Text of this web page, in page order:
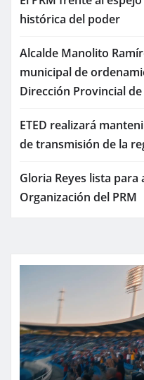
histórica del poder
Alcalde Manolito
municipal de
Dirección Provincial
ETED realizará
de transmisión de la
Gloria Reyes lista
Organización del PRM